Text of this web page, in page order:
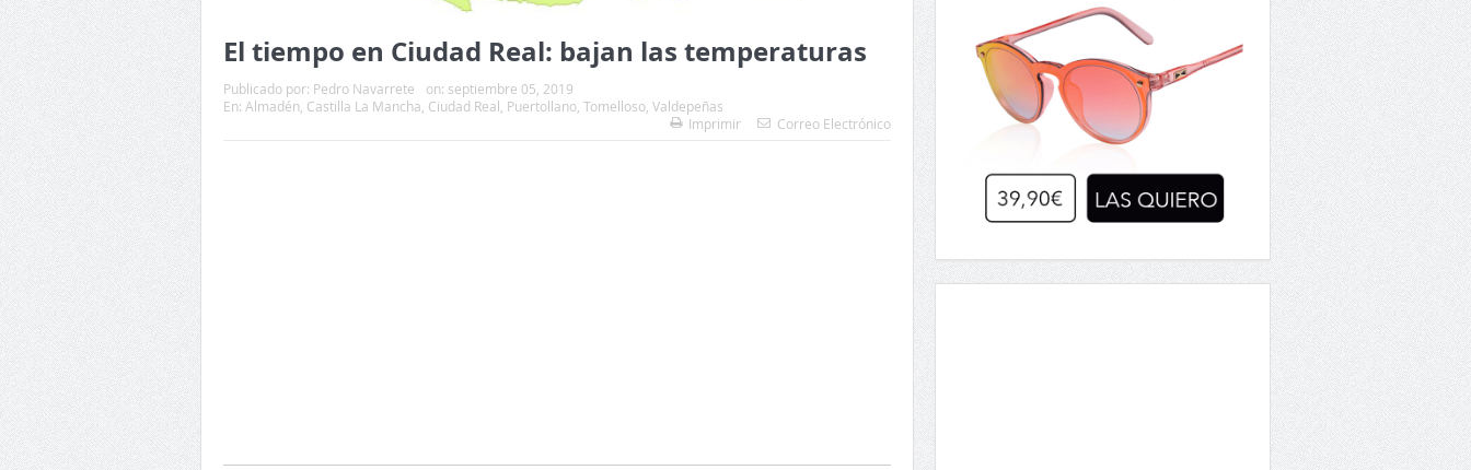
El tiempo en Ciudad Real: bajan las temperaturas
Publicado por: Pedro Navarrete on: septiembre 05, 2019
En: Almadén Castilla La Mancha Ciudad Real Puertollano Tomelloso Valdepeñas
Imprimir
Correo Electrónico